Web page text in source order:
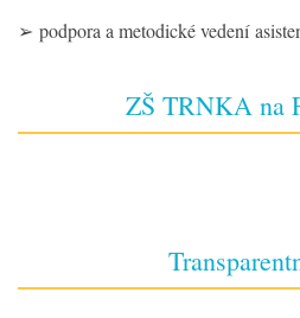
➢ podpora a metodické vedení
ZŠ TRNKA na